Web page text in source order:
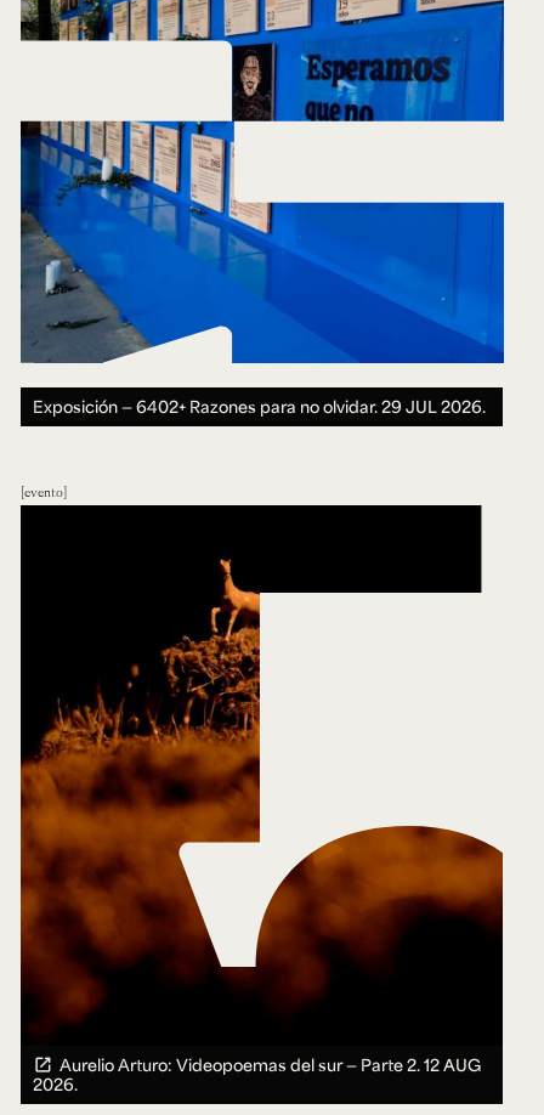
Exposición — 6402+ Razones para no olvidar.29 JUL 2026.
evento
Aurelio Arturo: Videopoemas del sur — Parte 2.12 AUG
2026.